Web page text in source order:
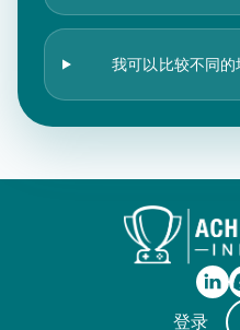
我可以比较不同
登录